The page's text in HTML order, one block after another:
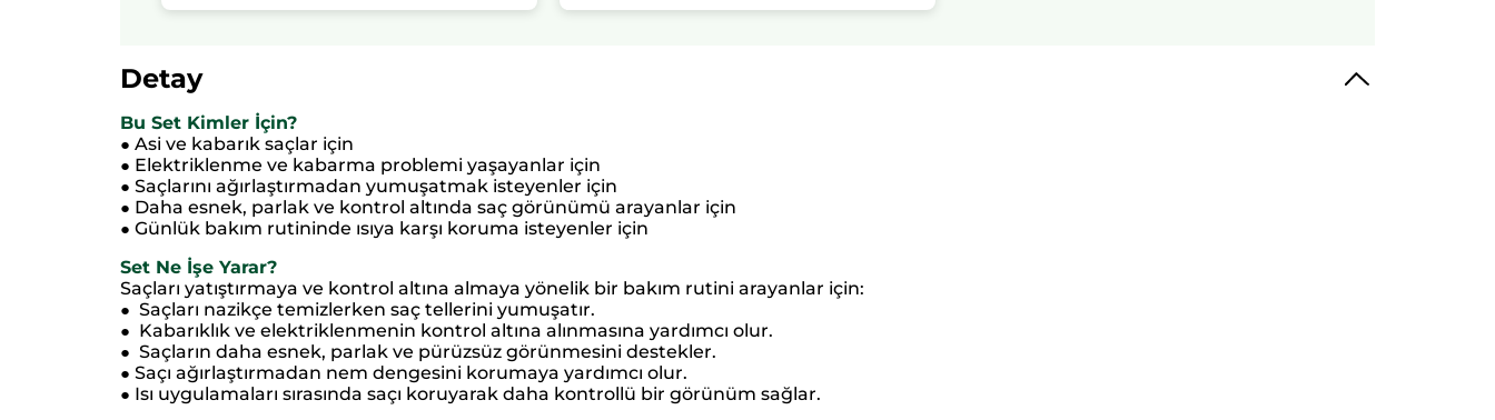
Detay
Bu Set Kimler İçin?
● Asi ve kabarık saçlar için
● Elektriklenme ve kabarma problemi yaşayanlar için
● Saçlarını ağırlaştırmadan yumuşatmak isteyenler için
● Daha esnek, parlak ve kontrol altında saç görünümü arayanlar için
● Günlük bakım rutininde ısıya karşı koruma isteyenler için
Set Ne İşe Yarar?
Saçları yatıştırmaya ve kontrol altına almaya yönelik bir bakım rutini arayanlar için:
● Saçları nazikçe temizlerken saç tellerini yumuşatır.
● Kabarıklık ve elektriklenmenin kontrol altına alınmasına yardımcı olur.
● Saçların daha esnek, parlak ve pürüzsüz görünmesini destekler.
● Saçı ağırlaştırmadan nem dengesini korumaya yardımcı olur.
● Isı uygulamaları sırasında saçı koruyarak daha kontrollü bir görünüm sağlar.